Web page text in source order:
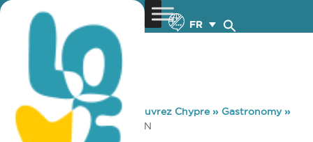
FR
You are here: Home »Découvrez Chypre» Gastronomy»
HARRIS KYRIAKOU TAVERN